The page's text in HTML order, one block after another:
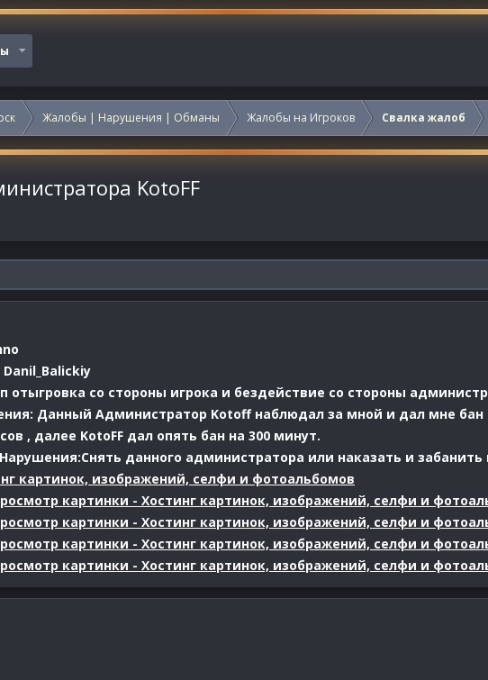
Жалобы | Нарушения | Обманы Жалобы на Игроков Свалка жалоб
KotoFF
отыгровка со стороны игрока и бездействие со стороны
Данный Администратор Kotoff наблюдал за мной и дал мне
, далее KotoFF дал опять бан на 300 минут.
данного администратора или наказать и забанить
картинок, изображений, селфи и фотоальбомов
картинки - Хостинг картинок, изображений, селфи и
картинки - Хостинг картинок, изображений, селфи и
картинки - Хостинг картинок, изображений, селфи и
картинки - Хостинг картинок, изображений, селфи и